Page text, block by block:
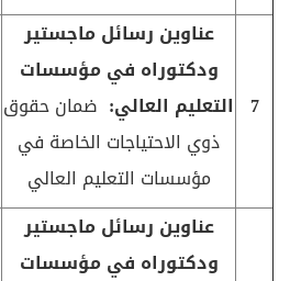
7
عناوين رسائل ماجستير
ودكتوراه في مؤسسات
التعليم العالي: ضمان حقوق
ذوي الاحتياجات الخاصة في
مؤسسات التعليم العالي
عناوين رسائل ماجستير
ودكتوراه في مؤسسات